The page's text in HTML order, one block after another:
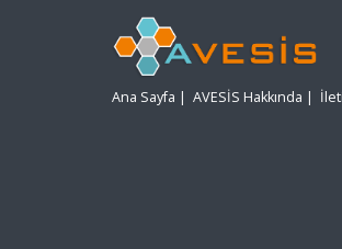
Ana Sayfa | AVESİS Hakkında |